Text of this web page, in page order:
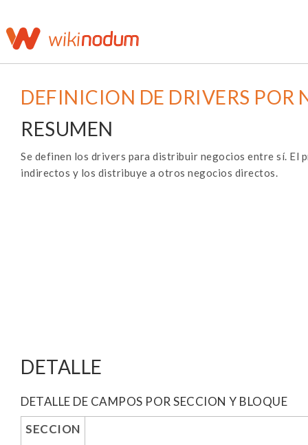
DEFINICION DE DRIVERS POR
RESUMEN
Se definen los drivers para distribuir negocios entre sí. El
indirectos y los distribuye a otros negocios directos.
DETALLE
DETALLE DE CAMPOS POR SECCION Y BLOQUE
SECCION